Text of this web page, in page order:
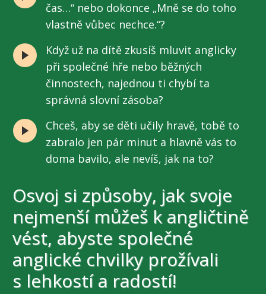
čas…“ nebo dokonce „Mně se do toho
vlastně vůbec nechce.“?
Když už na dítě zkusíš mluvit anglicky
při společné hře nebo běžných
činnostech, najednou ti chybí ta
správná slovní zásoba?
Chceš, aby se děti učily hravě, tobě to
zabralo jen pár minut a hlavně vás to
doma bavilo, ale nevíš, jak na to?
Osvoj si způsoby, jak svoje
nejmenší můžeš k angličtině
vést, abyste společné
anglické chvilky prožívali
s lehkostí a radostí!